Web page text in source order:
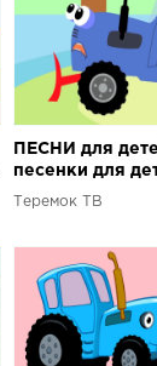
ПЕСНИ для
песенки для
Теремок ТВ